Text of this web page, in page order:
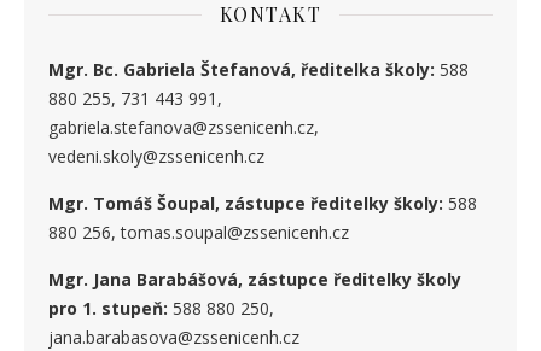
KONTAKT
Mgr. Bc. Gabriela Štefanová, ředitelka školy: 588
880 255, 731 443 991,
gabriela.stefanova@zssenicenh.cz,
vedeni.skoly@zssenicenh.cz
Mgr. Tomáš Šoupal, zástupce ředitelky školy: 588
880 256, tomas.soupal@zssenicenh.cz
Mgr. Jana Barabášová, zástupce ředitelky školy
pro 1. stupeň: 588 880 250,
jana.barabasova@zssenicenh.cz